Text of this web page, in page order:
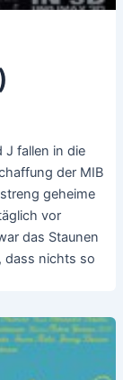
J fallen in die
der MIB
geheime
vor
das Staunen
dass nichts so